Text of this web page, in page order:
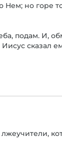
Нем; но горе
подам. И,
сказал